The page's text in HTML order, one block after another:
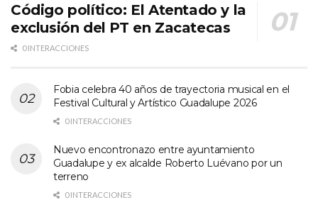
Código político: El Atentado y la
exclusión del PT en Zacatecas
0 INTERACCIONES
Fobia celebra 40 años de trayectoria musical en el
Festival Cultural y Artístico Guadalupe 2026
0 INTERACCIONES
Nuevo encontronazo entre ayuntamiento
Guadalupe y ex alcalde Roberto Luévano por un
terreno
0 INTERACCIONES